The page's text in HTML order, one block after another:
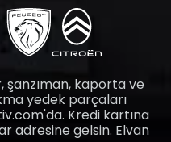
şanzıman, kaporta ve
yedek parçaları
Kredi kartına
adresine gelsin. Elvan